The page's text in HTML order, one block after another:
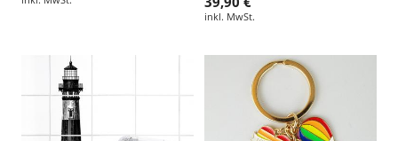
inkl. MwSt.